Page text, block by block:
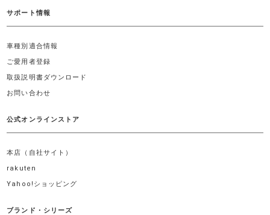
サポート情報
車種別適合情報
ご愛用者登録
取扱説明書ダウンロード
お問い合わせ
公式オンラインストア
本店（自社サイト）
rakuten
Yahoo!ショッピング
ブランド・シリーズ